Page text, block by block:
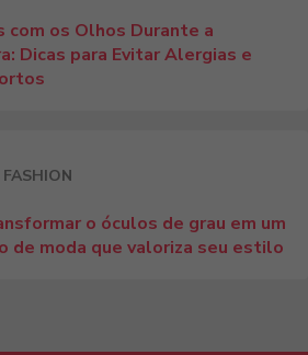
com os Olhos Durante a
Dicas para Evitar Alergias e
FASHION
o óculos de grau em um
de moda que valoriza seu estilo